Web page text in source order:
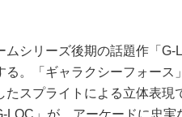
シリーズ後期の話題作「G-
る。「ギャラクシーフォース
たスプライトによる立体表現
LOC」が、アーケードに忠